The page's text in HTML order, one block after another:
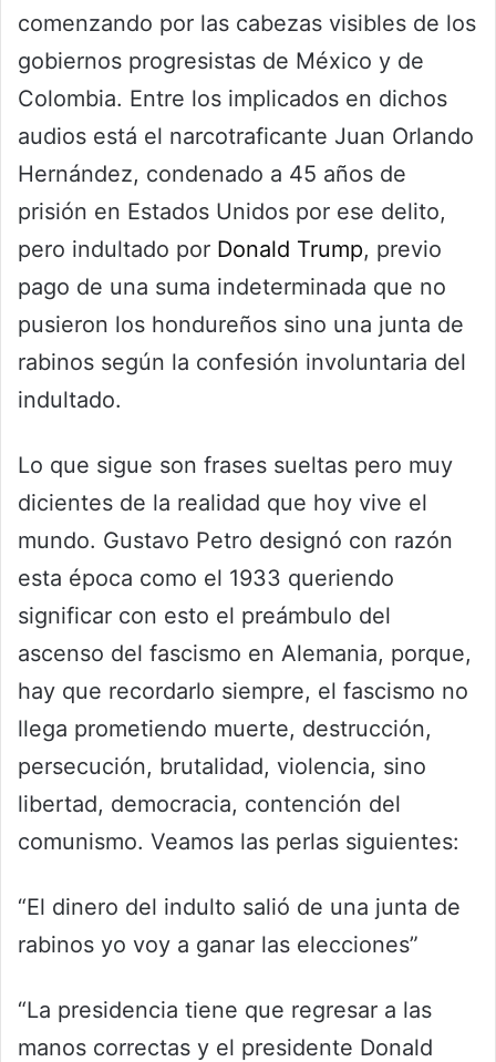
comenzando por las cabezas visibles de los
gobiernos progresistas de México y de
Colombia. Entre los implicados en dichos
audios está el narcotraficante Juan Orlando
Hernández, condenado a 45 años de
prisión en Estados Unidos por ese delito,
pero indultado por Donald Trump, previo
pago de una suma indeterminada que no
pusieron los hondureños sino una junta de
rabinos según la confesión involuntaria del
indultado.
Lo que sigue son frases sueltas pero muy
dicientes de la realidad que hoy vive el
mundo. Gustavo Petro designó con razón
esta época como el 1933 queriendo
significar con esto el preámbulo del
ascenso del fascismo en Alemania, porque,
hay que recordarlo siempre, el fascismo no
llega prometiendo muerte, destrucción,
persecución, brutalidad, violencia, sino
libertad, democracia, contención del
comunismo. Veamos las perlas siguientes:
“El dinero del indulto salió de una junta de
rabinos yo voy a ganar las elecciones”
“La presidencia tiene que regresar a las
manos correctas y el presidente Donald